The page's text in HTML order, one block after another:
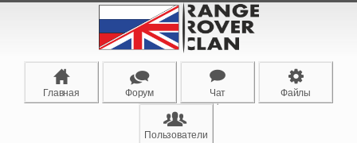
Главная Форум Чат Файлы
Пользователи